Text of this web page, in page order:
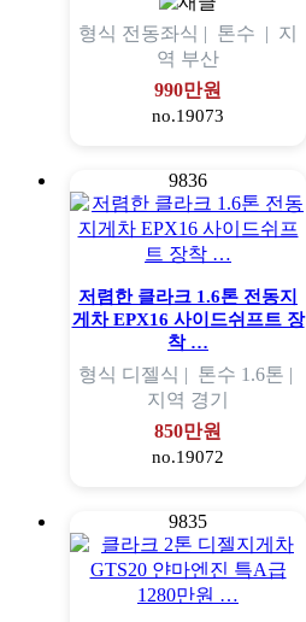
형식 전동좌식 | 톤수 | 지
역 부산
990만원
no.19073
9836
저렴한 클라크 1.6톤 전동지
게차 EPX16 사이드쉬프트 장
착 …
형식 디젤식 | 톤수 1.6톤 |
지역 경기
850만원
no.19072
9835